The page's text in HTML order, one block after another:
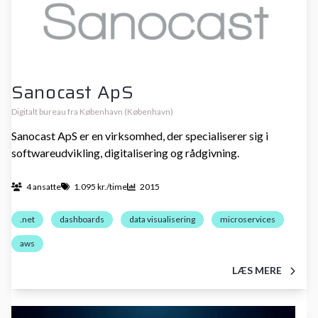
Sanocast ApS
Digitalt bureau fra København (København)
Sanocast ApS er en virksomhed, der specialiserer sig i
softwareudvikling, digitalisering og rådgivning.
4 ansatte 1.095 kr./time 2015
.net dashboards data visualisering microservices
aws
LÆS MERE